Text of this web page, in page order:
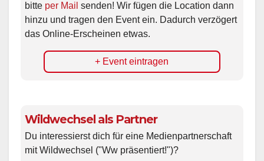
bitte per Mail senden! Wir fügen die Location dann
hinzu und tragen den Event ein. Dadurch verzögert
das Online-Erscheinen etwas.
+ Event eintragen
Wildwechsel als Partner
Du interessierst dich für eine Medienpartnerschaft
mit Wildwechsel ("Ww präsentiert!")?